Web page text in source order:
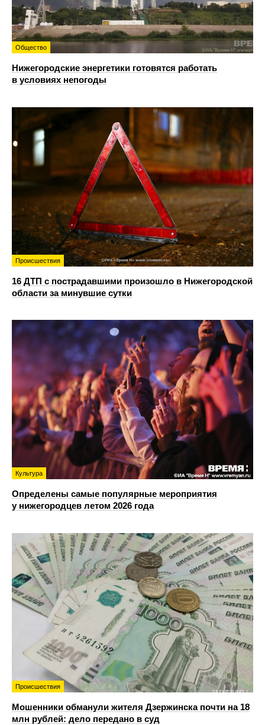
Общество
Нижегородские энергетики готовятся работать
в условиях непогоды
Происшествия
16 ДТП с пострадавшими произошло в Нижегородской
области за минувшие сутки
Культура
Определены самые популярные мероприятия
у нижегородцев летом 2026 года
Происшествия
Мошенники обманули жителя Дзержинска почти на 18
млн рублей: дело передано в суд